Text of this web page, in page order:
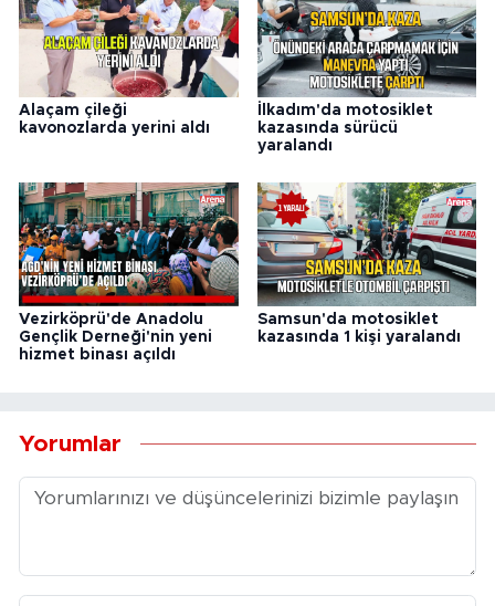
Alaçam çileği
kavonozlarda yerini aldı
İlkadım'da motosiklet
kazasında sürücü
yaralandı
Vezirköprü'de Anadolu
Gençlik Derneği'nin yeni
hizmet binası açıldı
Samsun'da motosiklet
kazasında 1 kişi yaralandı
Yorumlar